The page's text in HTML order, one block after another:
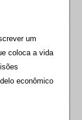
um
coloca a vida
econômico